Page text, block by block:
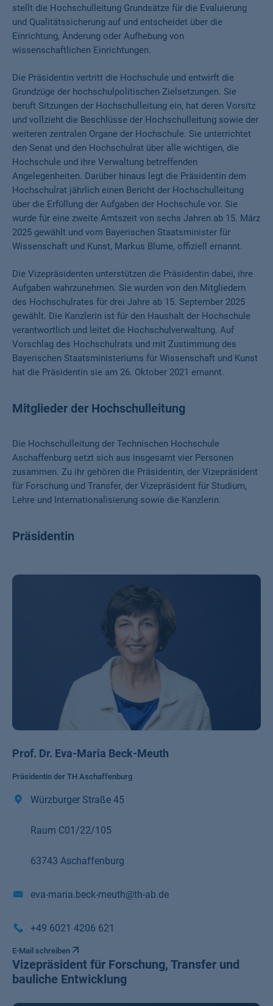
stellt die Hochschulleitung Grundsätze für die Evaluierung
und Qualitätssicherung auf und entscheidet über die
Einrichtung, Änderung oder Aufhebung von
wissenschaftlichen Einrichtungen.
Die Präsidentin vertritt die Hochschule und entwirft die
Grundzüge der hochschulpolitischen Zielsetzungen. Sie
beruft Sitzungen der Hochschulleitung ein, hat deren Vorsitz
und vollzieht die Beschlüsse der Hochschulleitung sowie der
weiteren zentralen Organe der Hochschule. Sie unterrichtet
den Senat und den Hochschulrat über alle wichtigen, die
Hochschule und ihre Verwaltung betreffenden
Angelegenheiten. Darüber hinaus legt die Präsidentin dem
Hochschulrat jährlich einen Bericht der Hochschulleitung
über die Erfüllung der Aufgaben der Hochschule vor. Sie
wurde für eine zweite Amtszeit von sechs Jahren ab 15. März
2025 gewählt und vom Bayerischen Staatsminister für
Wissenschaft und Kunst, Markus Blume, offiziell ernannt.
Die Vizepräsidenten unterstützen die Präsidentin dabei, ihre
Aufgaben wahrzunehmen. Sie wurden von den Mitgliedern
des Hochschulrates für drei Jahre ab 15. September 2025
gewählt. Die Kanzlerin ist für den Haushalt der Hochschule
verantwortlich und leitet die Hochschulverwaltung. Auf
Vorschlag des Hochschulrats und mit Zustimmung des
Bayerischen Staatsministeriums für Wissenschaft und Kunst
hat die Präsidentin sie am 26. Oktober 2021 ernannt.
Mitglieder der Hochschulleitung
Die Hochschulleitung der Technischen Hochschule
Aschaffenburg setzt sich aus insgesamt vier Personen
zusammen. Zu ihr gehören die Präsidentin, der Vizepräsident
für Forschung und Transfer, der Vizepräsident für Studium,
Lehre und Internationalisierung sowie die Kanzlerin.
Präsidentin
Prof. Dr. Eva-Maria Beck-Meuth
Präsidentin der TH Aschaffenburg
Würzburger Straße 45
Raum C01/22/105
63743 Aschaffenburg
eva-maria.beck-meuth@th-ab.de
+49 6021 4206 621
E-Mail schreiben
Vizepräsident für Forschung, Transfer und
bauliche Entwicklung